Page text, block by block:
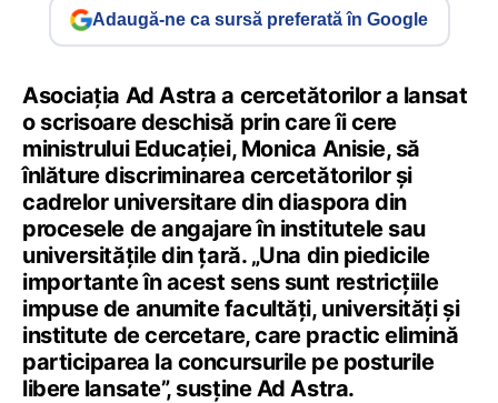
Adaugă-ne ca sursă preferată în Google
Asociația Ad Astra a cercetătorilor a lansat
o scrisoare deschisă prin care îi cere
ministrului Educației, Monica Anisie, să
înlăture discriminarea cercetătorilor și
cadrelor universitare din diaspora din
procesele de angajare în institutele sau
universitățile din țară. „Una din piedicile
importante în acest sens sunt restricțiile
impuse de anumite facultăți, universități și
institute de cercetare, care practic elimină
participarea la concursurile pe posturile
libere lansate”, susține Ad Astra.